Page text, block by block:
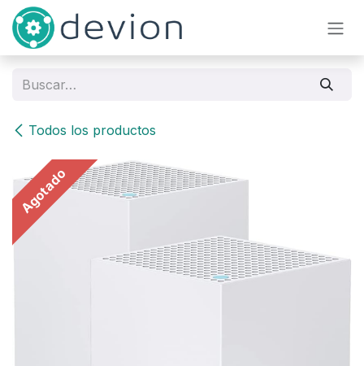
Ir al contenido
Todos los productos
Agotado